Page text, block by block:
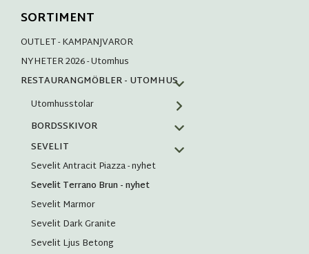
SORTIMENT
OUTLET - KAMPANJVAROR
NYHETER 2026 - Utomhus
RESTAURANGMÖBLER - UTOMHUS
Utomhusstolar
BORDSSKIVOR
SEVELIT
Sevelit Antracit Piazza - nyhet
Sevelit Terrano Brun - nyhet
Sevelit Marmor
Sevelit Dark Granite
Sevelit Ljus Betong